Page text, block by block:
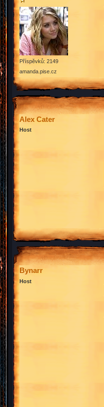
Příspěvků: 2149
amanda.pise.cz
Alex Cater
Host
Bynarr
Host